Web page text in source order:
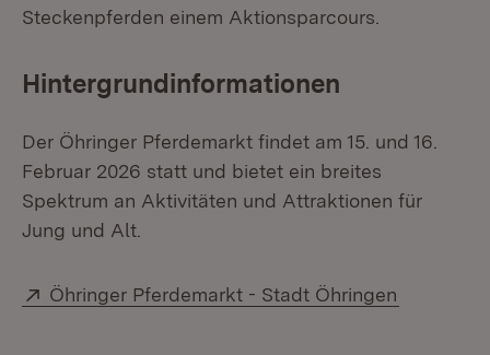
Steckenpferden einem Aktionsparcours.
Hintergrundinformationen
Der Öhringer Pferdemarkt findet am 15. und 16.
Februar 2026 statt und bietet ein breites
Spektrum an Aktivitäten und Attraktionen für
Jung und Alt.
Extern:
Öhringer Pferdemarkt - Stadt Öhringen